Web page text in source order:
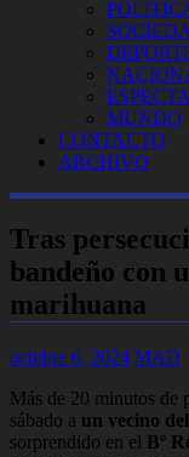
MUNDO
CONTACTO
ARCHIVO
Tras
bandeño con
marihuana
octubre 6, 2024 MAD
Más de 20 minutos de
sábado a un vecino
sorprendido en el Bº